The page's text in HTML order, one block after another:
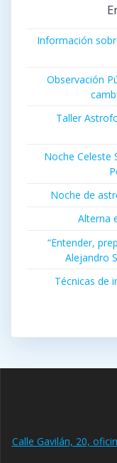
Información
Observación
Taller
Noche Celeste
Noche de
Alterna
“Entender,
Alejandro
Técnicas de
Calle Gavilán, 20,